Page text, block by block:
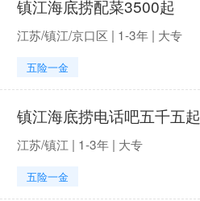
镇江海底捞配菜3500起
江苏/镇江/京口区 | 1-3年 | 大专
五险一金
镇江海底捞电话吧五千五起
江苏/镇江 | 1-3年 | 大专
五险一金